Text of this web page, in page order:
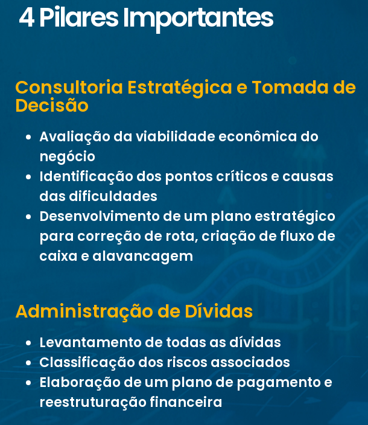
4 Pilares Importantes
Consultoria Estratégica e Tomada de
Decisão
Avaliação da viabilidade econômica do
negócio
Identificação dos pontos críticos e causas
das dificuldades
Desenvolvimento de um plano estratégico
para correção de rota, criação de fluxo de
caixa e alavancagem
Administração de Dívidas
Levantamento de todas as dívidas
Classificação dos riscos associados
Elaboração de um plano de pagamento e
reestruturação financeira